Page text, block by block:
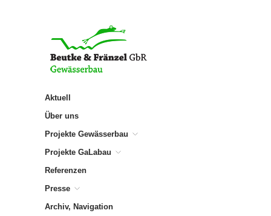
Aktuell
Über uns
Projekte Gewässerbau
Projekte GaLabau
Referenzen
Presse
Archiv, Navigation